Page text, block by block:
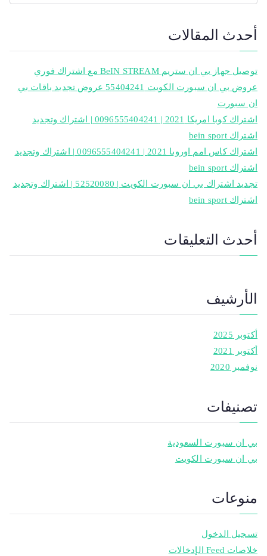
أحدث المقالات
توصيل جهاز بي ان ستريم BeIN STREAM مع اشتراك فوري
عروض بي ان سبورت الكويت 55404241 عروض تجديد باقات بي
ان سبورت
اشتراك كوبا امريكا 2021 | 0096555404241 | اشتراك وتجديد
اشتراك bein sport
اشتراك كاس امم اوروبا 2021 | 0096555404241 | اشتراك وتجديد
اشتراك bein sport
تجديد اشتراك بي ان سبورت الكويت | 52520080 | اشتراك وتجديد
اشتراك bein sport
أحدث التعليقات
الأرشيف
أكتوبر 2025
أكتوبر 2021
نوفمبر 2020
تصنيفات
بي ان سبورت السعودية
بي ان سبورت الكويت
منوعات
تسجيل الدخول
خلاصات Feed الإدخالات